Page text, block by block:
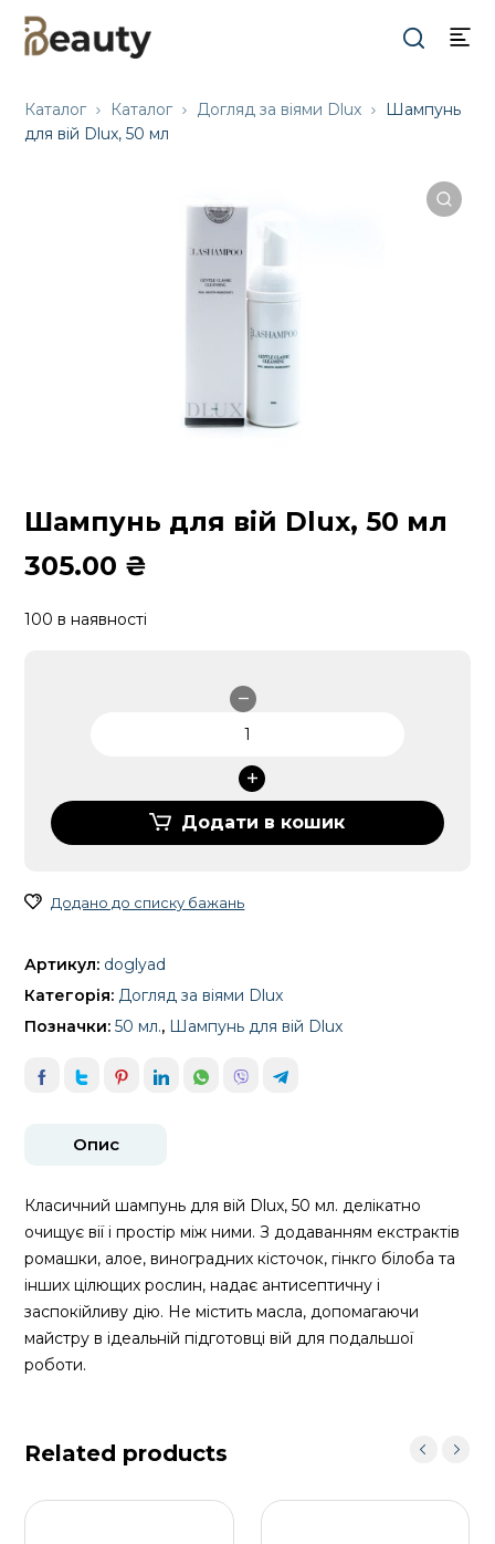
Каталог Каталог Догляд за віями Dlux
Шампунь
для вій Dlux, 50 мл
Шампунь для вій Dlux, 50 мл
305.00 ₴
100 в наявності
Dlux,
мл
Додати в кошик
Додано до списку бажань
Артикул: doglyad
Категорія: Догляд за віями Dlux
Позначки:50 мл., Шампунь для вій Dlux
Опис
Класичний шампунь для вій Dlux, 50 мл. делікатно
очищує вії і простір між ними. З додаванням екстрактів
ромашки, алое, виноградних кісточок, гінкго білоба та
інших цілющих рослин, надає антисептичну і
заспокійливу дію. Не містить масла, допомагаючи
майстру в ідеальній підготовці вій для подальшої
роботи.
Related products